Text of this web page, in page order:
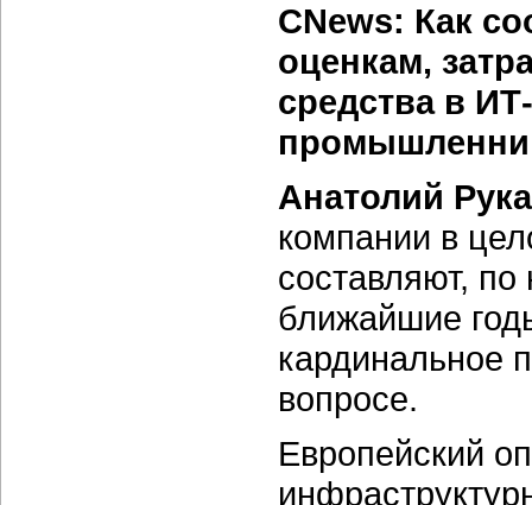
CNews: Как
оценкам,
средства в
Анатолий
компании в
составляют,
ближайшие
кардинальное
вопросе.
Европейский